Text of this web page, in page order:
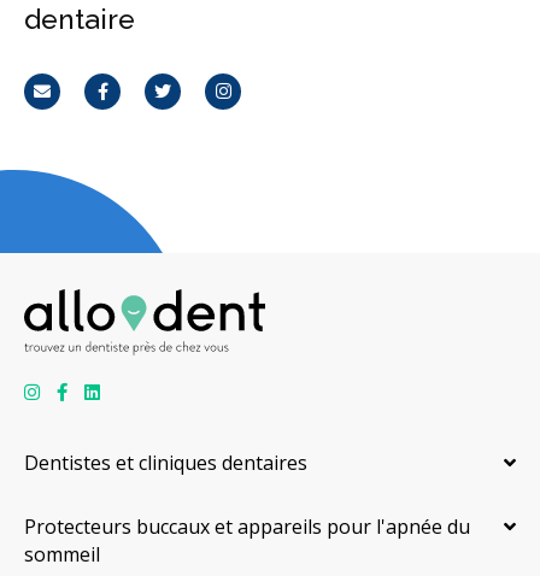
dentaire
CourrielFacebookTwitterInstagram
Dentistes et cliniques dentaires
Protecteurs buccaux et appareils pour l'apnée du
sommeil